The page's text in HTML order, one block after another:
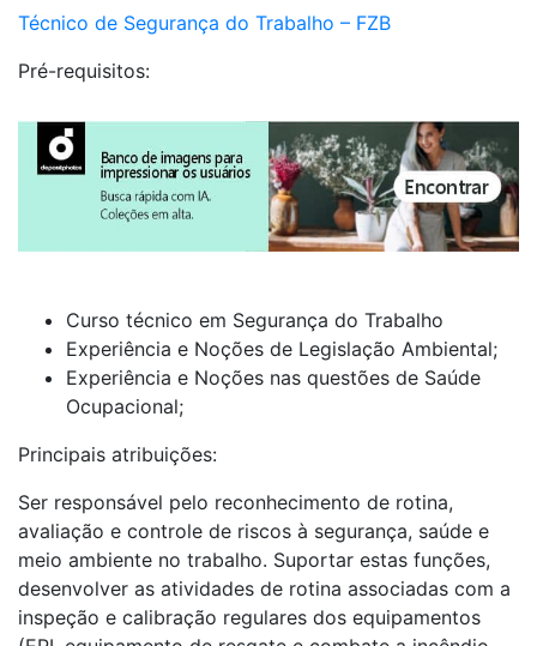
Técnico de Segurança do Trabalho – FZB
Pré-requisitos:
Curso técnico em Segurança do Trabalho
Experiência e Noções de Legislação Ambiental;
Experiência e Noções nas questões de Saúde
Ocupacional;
Principais atribuições:
Ser responsável pelo reconhecimento de rotina,
avaliação e controle de riscos à segurança, saúde e
meio ambiente no trabalho. Suportar estas funções,
desenvolver as atividades de rotina associadas com a
inspeção e calibração regulares dos equipamentos